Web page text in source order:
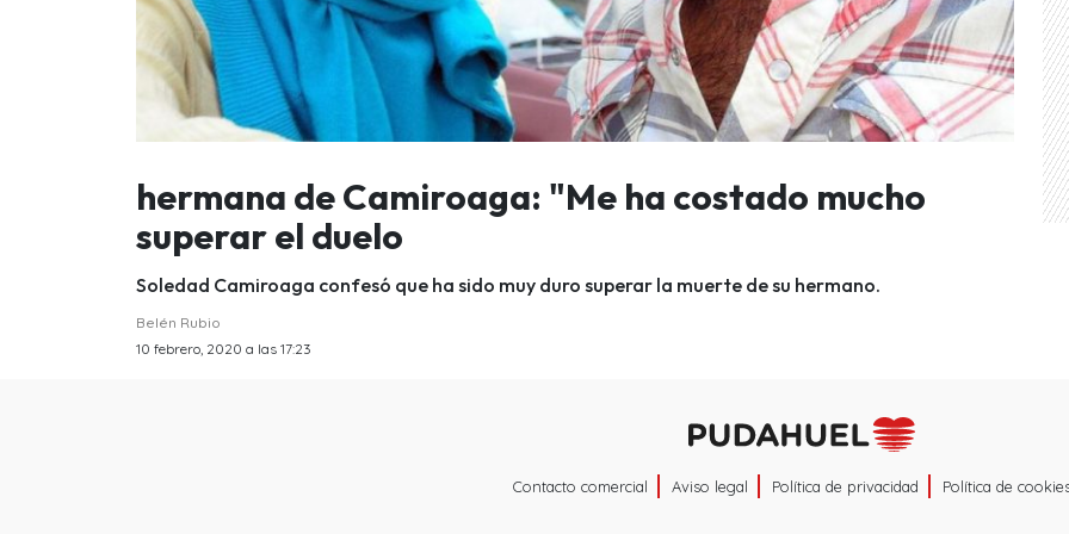
hermana de Camiroaga: "Me ha costado mucho
superar el duelo
Soledad Camiroaga confesó que ha sido muy duro superar la muerte de su hermano.
Belén Rubio
10 febrero, 2020 a las 17:23
Contacto comercial Aviso legal Política de privacidad Política de